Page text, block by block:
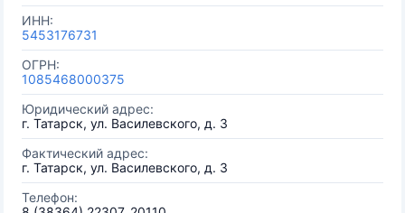
ИНН:
5453176731
ОГРН:
1085468000375
Юридический адрес:
г. Татарск, ул. Василевского, д. 3
Фактический адрес:
г. Татарск, ул. Василевского, д. 3
Телефон: